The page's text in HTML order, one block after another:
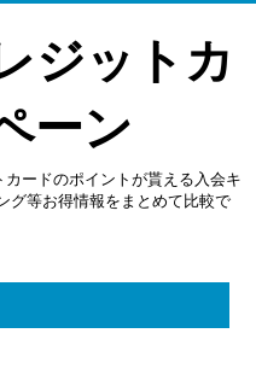
ジットカ
ーン
ードのポイントが貰える入会キ
グ等お得情報をまとめて比較で